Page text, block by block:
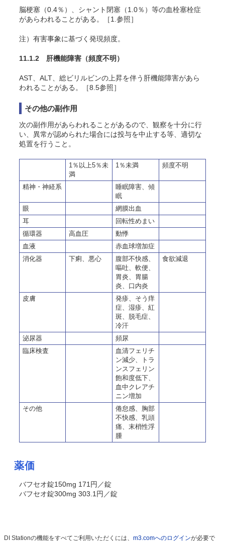
脳梗塞（0.4％）、シャント閉塞（1.0％）等の血栓塞栓症
があらわれることがある。［1.参照］
注）有害事象に基づく発現頻度。
11.1.2 肝機能障害 （頻度不明）
AST、ALT、総ビリルビンの上昇を伴う肝機能障害があら
われることがある。［8.5参照］
その他の副作用
次の副作用があらわれることがあるので、観察を十分に行
い、異常が認められた場合には投与を中止する等、適切な
処置を行うこと。
1％以上5％未
満
1％未満 頻度不明
精神・神経系
睡眠障害、傾
眠
眼
網膜出血
耳
回転性めまい
循環器
高血圧
動悸
血液
赤血球増加症
消化器
下痢、悪心
腹部不快感、
嘔吐、軟便、
胃炎、胃腸
炎、口内炎
食欲減退
皮膚
発疹、そう痒
症、湿疹、紅
斑、脱毛症、
冷汗
泌尿器
頻尿
臨床検査
血清フェリチ
ン減少、トラ
ンスフェリン
飽和度低下、
血中クレアチ
ニン増加
その他
倦怠感、胸部
不快感、乳頭
痛、末梢性浮
腫
薬価
バフセオ錠150mg 171円／錠
バフセオ錠300mg 303.1円／錠
DI Stationの機能をすべてご利用いただくには、 m3.comへのログインが必要で